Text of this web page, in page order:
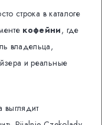
строка в каталоге
кофейни, где
владельца,
и реальные